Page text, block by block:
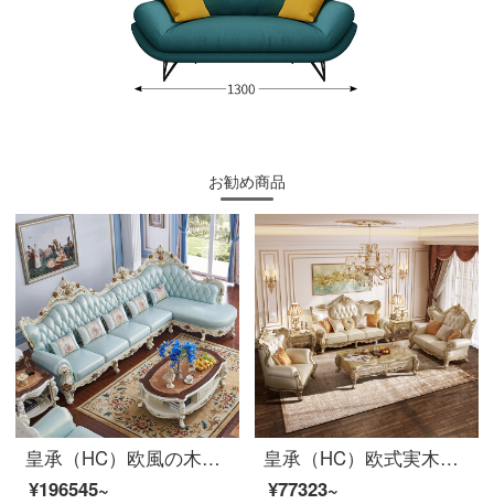
お勧め商品
皇承（HC）欧風の木製家具本革ソファ高級別荘貴妃回転角ソファ832【欧式莫蘭迪】シングル+三人+貴妃回転角ソファ3.9メートル
¥196545~
皇承（HC）欧式実木小型ソファーセット本革別荘家具722別荘洋館中小型ソファ【貴妃椅子】
¥77323~